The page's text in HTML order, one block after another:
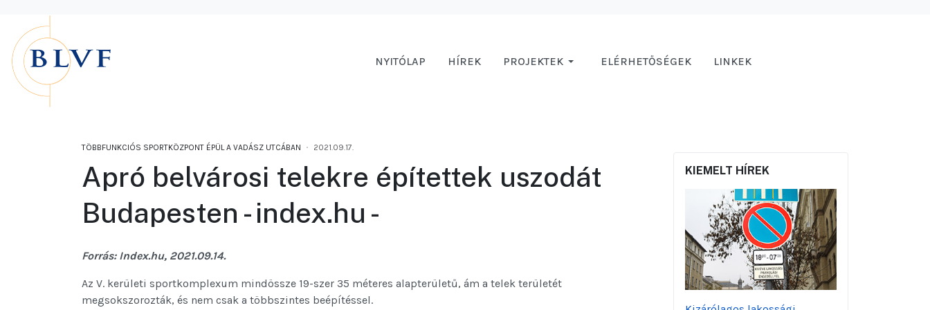
NYITÓLAP HÍREK PROJEKTEK ELÉRHETŐSÉGEK LINKEK
TÖBBFUNKCIÓS SPORTKÖZPONT ÉPÜL A VADÁSZ UTCÁBAN 2021.09.17.
Apró belvárosi telekre építettek uszodát
Budapesten - index.hu -
Forrás: Index.hu, 2021.09.14.
Az V. kerületi sportkomplexum mindössze 19-szer 35 méteres alapterületű, ám a telek területét
megsokszorozták, és nem csak a többszintes beépítéssel.
KIEMELT HÍREK